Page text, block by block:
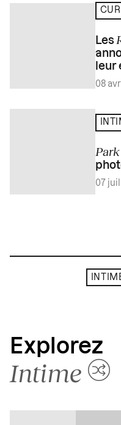
Les
leur
08
07
Explorez
Intime